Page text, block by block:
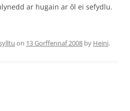
ar hugain ar ôl ei sefydlu.
on 13 Gorffennaf 2008 by Heini.